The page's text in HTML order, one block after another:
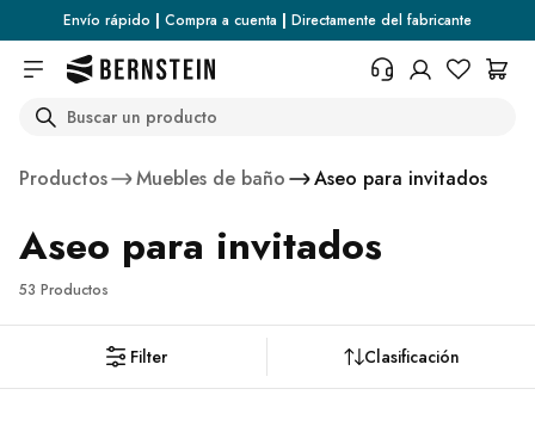
Skip to main content
Envío rápido | Compra a cuenta | Directamente del fabricante
condiciones de devolución, el
otra cosa? Rellene el formulario.
Search
Productos Muebles de baño Aseo para invitados
Aseo para invitados
53 Productos
Filter Clasificación